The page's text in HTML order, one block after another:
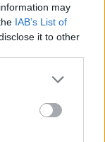
may
IAB’s List of
it to other
more Google
may click to
party tags to
below Google